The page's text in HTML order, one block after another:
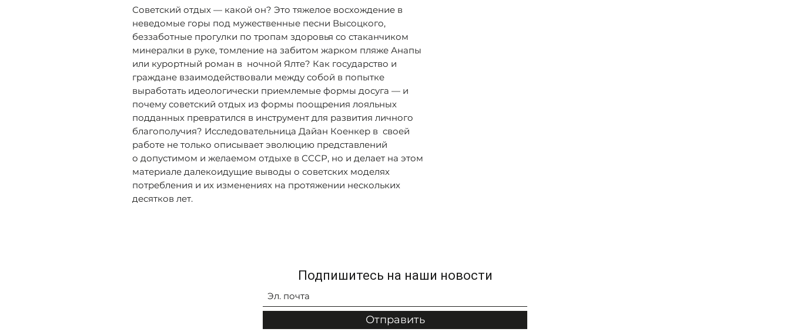
Советский отдых — какой он? Это тяжелое восхождение в
неведомые горы под мужественные песни Высоцкого,
беззаботные прогулки по тропам здоровья со стаканчиком
минералки в руке, томление на забитом жарком пляже Анапы
или курортный роман в ночной Ялте? Как государство и
граждане взаимодействовали между собой в попытке
выработать идеологически приемлемые формы досуга — и
почему советский отдых из формы поощрения лояльных
подданных превратился в инструмент для развития личного
благополучия? Исследовательница Дайан Коенкер в своей
работе не только описывает эволюцию представлений
о допустимом и желаемом отдыхе в СССР, но и делает на этом
материале далекоидущие выводы о советских моделях
потребления и их изменениях на протяжении нескольких
десятков лет.
Подпишитесь на наши новости
Отправить